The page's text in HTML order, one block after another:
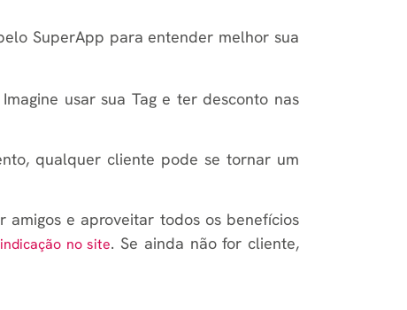
SuperApp para entender melhor sua
usar sua Tag e ter desconto nas
qualquer cliente pode se tornar um
e aproveitar todos os benefícios
no site. Se ainda não for cliente,